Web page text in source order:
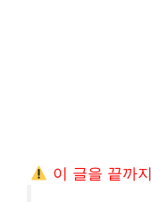
이 글을 끝까